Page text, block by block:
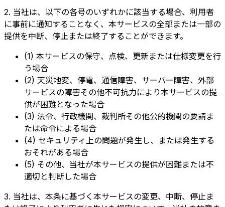
2. 当社は、以下の各号のいずれかに該当する場合、利用者
に事前に通知することなく、本サービスの全部または一部の
提供を中断、停止または終了することができます。
(1) 本サービスの保守、点検、更新または仕様変更を行
う場合
(2) 天災地変、停電、通信障害、サーバー障害、外部
サービスの障害その他不可抗力により本サービスの提
供が困難となった場合
(3) 法令、行政機関、裁判所その他公的機関の要請ま
たは命令による場合
(4) セキュリティ上の問題が発生し、または発生する
おそれがある場合
(5) その他、当社が本サービスの提供が困難または不
適切と判断した場合
3. 当社は、本条に基づく本サービスの変更、中断、停止ま